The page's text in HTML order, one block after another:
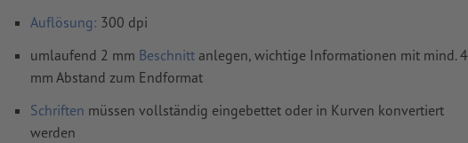
Auflösung: 300 dpi
umlaufend 2 mm Beschnitt anlegen, wichtige Informationen mit mind. 4
mm Abstand zum Endformat
Schriften müssen vollständig eingebettet oder in Kurven konvertiert
werden